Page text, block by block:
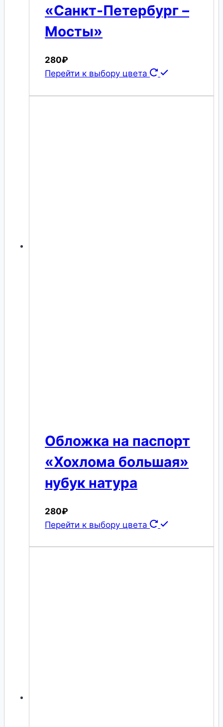
«Санкт-Петербург –
Мосты»
280₽
Перейти к выбору цвета
Обложка на паспорт
«Хохлома большая»
нубук натура
280₽
Перейти к выбору цвета